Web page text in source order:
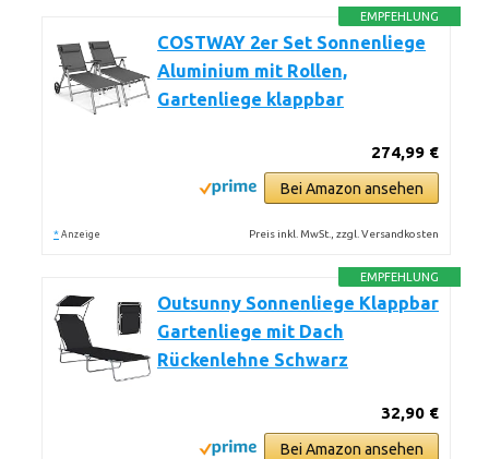
EMPFEHLUNG
COSTWAY 2er Set Sonnenliege
Aluminium mit Rollen,
Gartenliege klappbar
274,99 €
Bei Amazon ansehen
* Anzeige Preis inkl. MwSt., zzgl. Versandkosten
EMPFEHLUNG
Outsunny Sonnenliege Klappbar
Gartenliege mit Dach
Rückenlehne Schwarz
32,90 €
Bei Amazon ansehen